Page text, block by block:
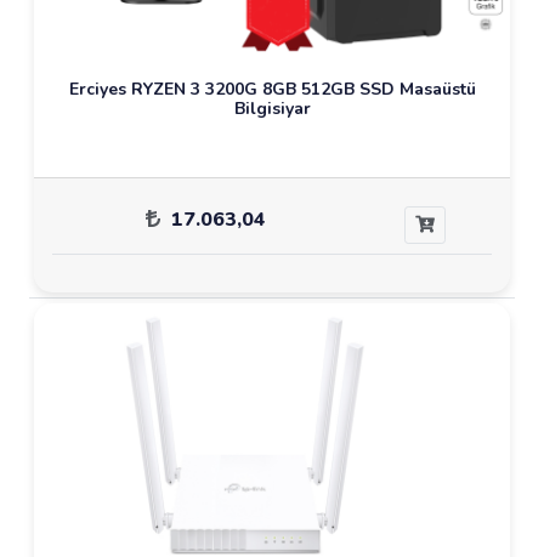
Erciyes RYZEN 3 3200G 8GB 512GB SSD Masaüstü
Bilgisiyar
17.063,04